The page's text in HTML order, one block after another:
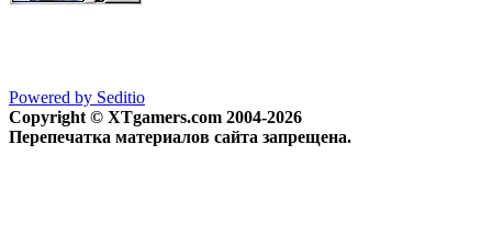
Powered by Seditio
Copyright © XTgamers.com 2004-2026
Перепечатка материалов сайта запрещена.